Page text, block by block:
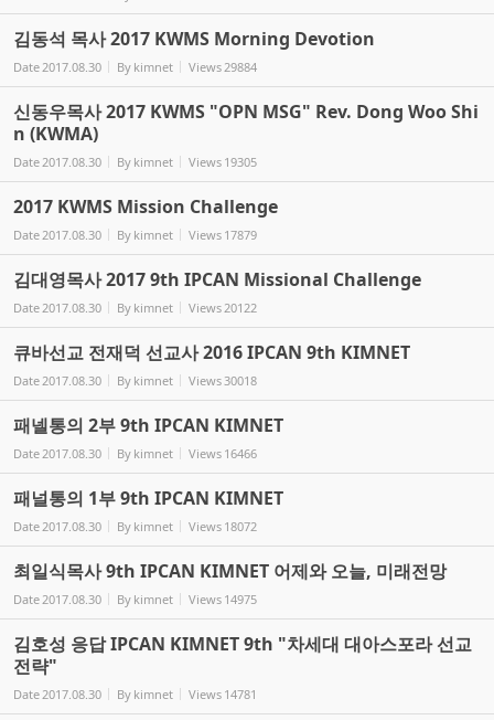
김동석 목사 2017 KWMS Morning Devotion
Date 2017.08.30 By kimnet Views 29884
신동우목사 2017 KWMS "OPN MSG" Rev. Dong Woo Shi
n (KWMA)
Date 2017.08.30 By kimnet Views 19305
2017 KWMS Mission Challenge
Date 2017.08.30 By kimnet Views 17879
김대영목사 2017 9th IPCAN Missional Challenge
Date 2017.08.30 By kimnet Views 20122
큐바선교 전재덕 선교사 2016 IPCAN 9th KIMNET
Date 2017.08.30 By kimnet Views 30018
패넬통의 2부 9th IPCAN KIMNET
Date 2017.08.30 By kimnet Views 16466
패널통의 1부 9th IPCAN KIMNET
Date 2017.08.30 By kimnet Views 18072
최일식목사 9th IPCAN KIMNET 어제와 오늘, 미래전망
Date 2017.08.30 By kimnet Views 14975
김호성 응답 IPCAN KIMNET 9th "차세대 대아스포라 선교
전략"
Date 2017.08.30 By kimnet Views 14781